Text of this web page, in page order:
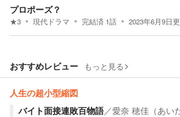
プロポーズ？
★3 現代ドラマ 完結済 1話 2023年6月9日
おすすめレビュー もっと見る
人生の超小型縮図
バイト面接連敗百物語／愛奈 穂佳（あい